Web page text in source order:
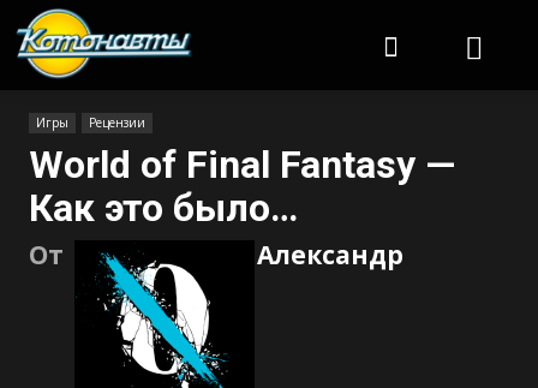
Игры Рецензии
World of Final Fantasy —
Как это было…
От Александр